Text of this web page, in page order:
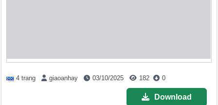
4 trang giaoanhay 03/10/2025 182 0
Download